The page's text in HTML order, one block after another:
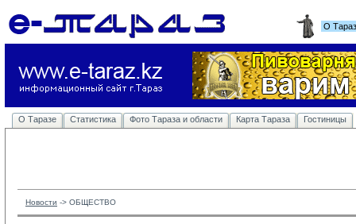
О
О Таразе Статистика Фото Тараза и области Карта Тараза Гостиницы
Новости -> ОБЩЕСТВО